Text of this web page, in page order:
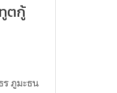
ตกู้
ร ภูมะธน